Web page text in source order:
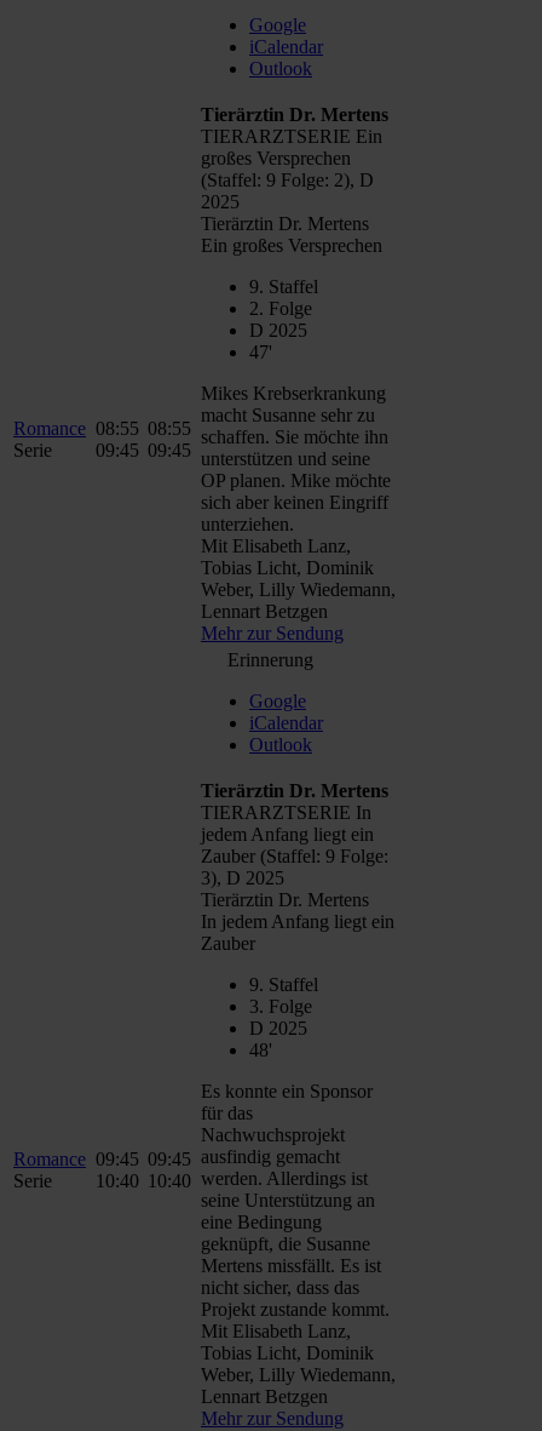
Google
iCalendar
Outlook
Romance
Serie
08:55
09:45
08:55
09:45
Tierärztin Dr. Mertens
TIERARZTSERIE Ein
großes Versprechen
(Staffel: 9 Folge: 2), D
2025
Tierärztin Dr. Mertens
Ein großes Versprechen
9. Staffel
2. Folge
D 2025
47'
Mikes Krebserkrankung
macht Susanne sehr zu
schaffen. Sie möchte ihn
unterstützen und seine
OP planen. Mike möchte
sich aber keinen Eingriff
unterziehen.
Mit Elisabeth Lanz,
Tobias Licht, Dominik
Weber, Lilly Wiedemann,
Lennart Betzgen
Mehr zur Sendung
Erinnerung
Google
iCalendar
Outlook
Romance
Serie
09:45
10:40
09:45
10:40
Tierärztin Dr. Mertens
TIERARZTSERIE In
jedem Anfang liegt ein
Zauber (Staffel: 9 Folge:
3), D 2025
Tierärztin Dr. Mertens
In jedem Anfang liegt ein
Zauber
9. Staffel
3. Folge
D 2025
48'
Es konnte ein Sponsor
für das
Nachwuchsprojekt
ausfindig gemacht
werden. Allerdings ist
seine Unterstützung an
eine Bedingung
geknüpft, die Susanne
Mertens missfällt. Es ist
nicht sicher, dass das
Projekt zustande kommt.
Mit Elisabeth Lanz,
Tobias Licht, Dominik
Weber, Lilly Wiedemann,
Lennart Betzgen
Mehr zur Sendung